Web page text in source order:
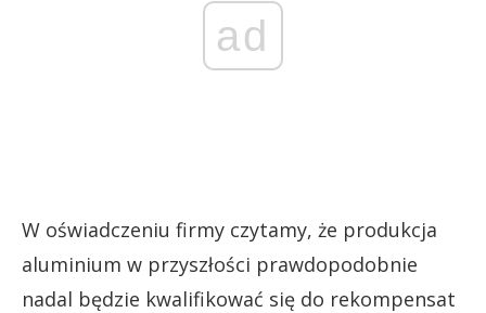
ad
W oświadczeniu firmy czytamy, że produkcja
aluminium w przyszłości prawdopodobnie
nadal będzie kwalifikować się do rekompensat